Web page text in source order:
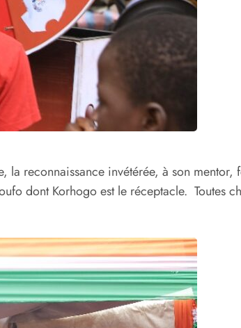
la reconnaissance invétérée, à son mentor,
dont Korhogo est le réceptacle. Toutes